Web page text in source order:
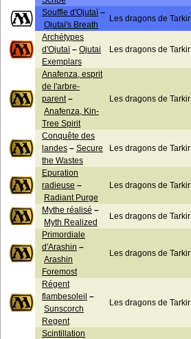
Souffle d'Ojutaï–
Ojutai's Breath
Les dragons de Tarkir
Archétypes
d'Ojutaï– Ojutai
Exemplars
Les dragons de Tarkir
Anafenza, esprit
de l'arbre-
parent–
Anafenza, Kin-
Tree Spirit
Les dragons de Tarkir
Conquête des
landes – Secure
the Wastes
Les dragons de Tarkir
Epuration
radieuse –
Radiant Purge
Les dragons de Tarkir
Mythe réalisé –
Myth Realized
Les dragons de Tarkir
Primordiale
d'Arashin –
Arashin
Foremost
Les dragons de Tarkir
Régent
flambesoleil –
Sunscorch
Regent
Les dragons de Tarkir
Scintillation